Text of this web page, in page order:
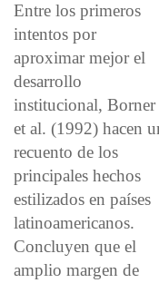
Entre los primeros
intentos por
aproximar mejor el
desarrollo
institucional, Borner
et al. (1992) hacen
recuento de los
principales hechos
estilizados en países
latinoamericanos.
Concluyen que el
amplio margen de